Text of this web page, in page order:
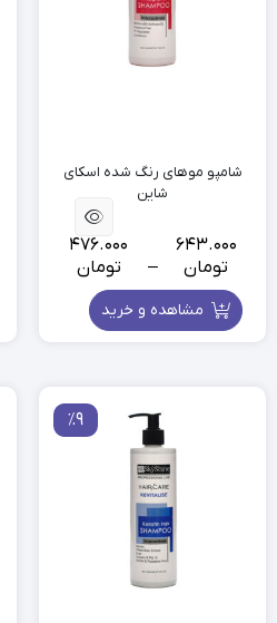
شامپو موهای رنگ شده اسکای
شاین
643.000
تومان
–
476.000
تومان
مشاهده و خرید
٪9